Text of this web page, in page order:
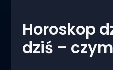
Horoskop
dziś –